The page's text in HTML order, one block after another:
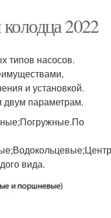
2022
типов насосов.
и установкой.
параметрам.
вида.